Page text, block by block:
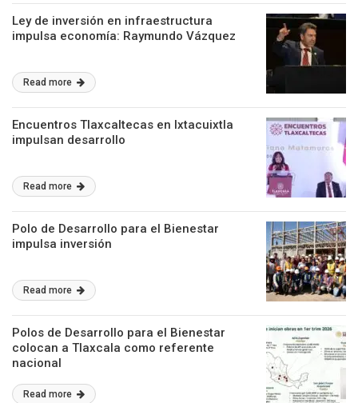
Ley de inversión en infraestructura
impulsa economía: Raymundo Vázquez
Read more
Encuentros Tlaxcaltecas en Ixtacuixtla
impulsan desarrollo
Read more
Polo de Desarrollo para el Bienestar
impulsa inversión
Read more
Polos de Desarrollo para el Bienestar
colocan a Tlaxcala como referente
nacional
Read more